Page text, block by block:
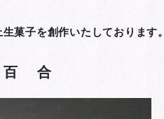
菓子を創作いたしております。
百 合